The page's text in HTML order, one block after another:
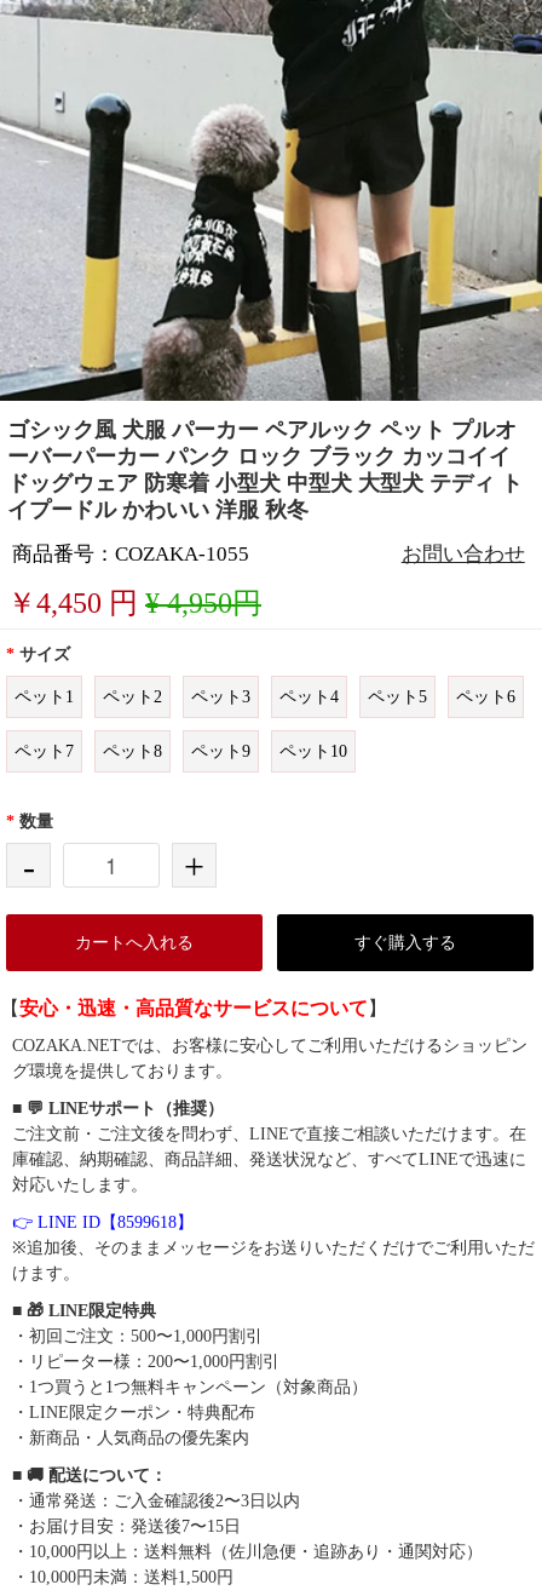
ゴシック風 犬服 パーカー ペアルック ペット プルオ
ーバーパーカー パンク ロック ブラック カッコイイ
ドッグウェア 防寒着 小型犬 中型犬 大型犬 テディ ト
イプードル かわいい 洋服 秋冬
商品番号：COZAKA-1055 お問い合わせ
￥4,450 円 ¥ 4,950円
* サイズ
ペット1 ペット2 ペット3 ペット4 ペット5 ペット6
ペット7 ペット8 ペット9 ペット10
* 数量
- +
カートへ入れる すぐ購入する
【安心・迅速・高品質なサービスについて 】
COZAKA.NETでは、お客様に安心してご利用いただけるショッピン
グ環境を提供しております。
■ 💬 LINEサポート（推奨）
ご注文前・ご注文後を問わず、LINEで直接ご相談いただけます。在
庫確認、納期確認、商品詳細、発送状況など、すべてLINEで迅速に
対応いたします。
👉 LINE ID【8599618】
※追加後、そのままメッセージをお送りいただくだけでご利用いただ
けます。
■ 🎁 LINE限定特典
・初回ご注文：500〜1,000円割引
・リピーター様：200〜1,000円割引
・1つ買うと1つ無料キャンペーン（対象商品）
・LINE限定クーポン・特典配布
・新商品・人気商品の優先案内
■ 🚚 配送について：
・通常発送：ご入金確認後2〜3日以内
・お届け目安：発送後7〜15日
・10,000円以上：送料無料（佐川急便・追跡あり・通関対応）
・10,000円未満：送料1,500円